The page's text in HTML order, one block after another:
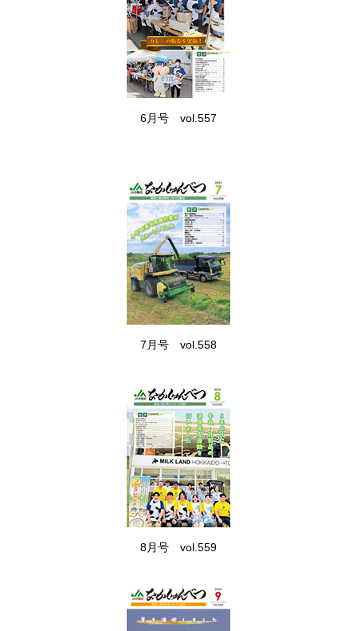
6月号 vol.557
7月号 vol.558
8月号 vol.559